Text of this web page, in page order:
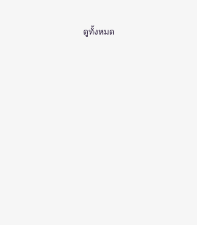
ดูทั้งหมด